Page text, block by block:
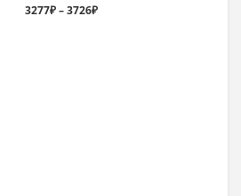
3277₽ – 3726₽